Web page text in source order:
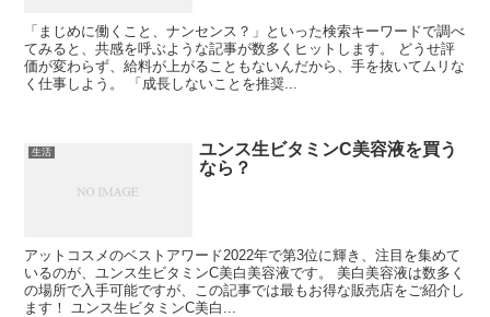
「まじめに働くこと、ナンセンス？」といった検索キーワードで調べ
てみると、共感を呼ぶような記事が数多くヒットします。 どうせ評
価が変わらず、給料が上がることもないんだから、手を抜いてムリな
く仕事しよう。 「成長しないことを推奨...
生活
ユンス生ビタミンC美容液を買う
なら？
アットコスメのベストアワード2022年で第3位に輝き、注目を集めて
いるのが、ユンス生ビタミンC美白美容液です。 美白美容液は数多く
の場所で入手可能ですが、この記事では最もお得な販売店をご紹介し
ます！ ユンス生ビタミンC美白...